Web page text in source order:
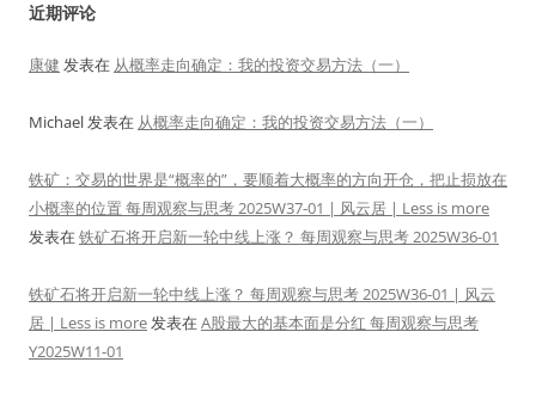
近期评论
康健 发表在 从概率走向确定：我的投资交易方法（一）
Michael发表在 从概率走向确定：我的投资交易方法（一）
铁矿：交易的世界是“概率的”，要顺着大概率的方向开仓，把止损放在
小概率的位置 每周观察与思考 2025W37-01 | 风云居 | Less is more
发表在铁矿石将开启新一轮中线上涨？ 每周观察与思考 2025W36-01
铁矿石将开启新一轮中线上涨？ 每周观察与思考 2025W36-01 | 风云
居 | Less is more发表在A股最大的基本面是分红 每周观察与思考
Y2025W11-01